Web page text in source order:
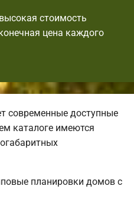
стоимость
цена каждого
современные доступные
каталоге имеются
планировки домов с